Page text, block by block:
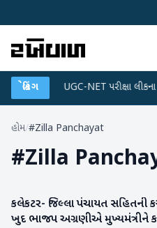
બ્રેકિંગ
પ્લાન ● UGC-NET પરીક્ષા લીકના
હોમ/#Zilla Panchayat
#Zilla
બનાસકાંઠા
કલેકટર- જિલ્લા પંચાયત સહિતની
ખુદ ભાજપ અગ્રણીએ મુખ્યમંત્રીને